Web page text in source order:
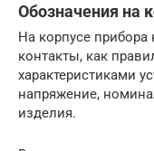
Обозначения на
На корпусе прибора
контакты, как
характеристиками
напряжение,
изделия.